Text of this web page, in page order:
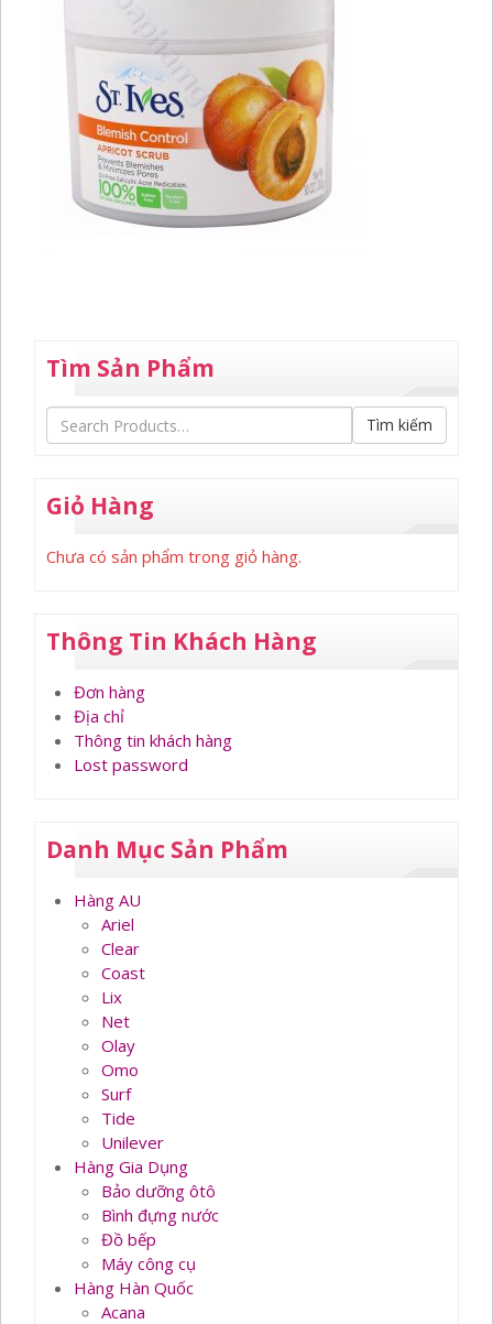
Tìm Sản Phẩm
Tìm kiếm
Giỏ Hàng
Chưa có sản phẩm trong giỏ hàng.
Thông Tin Khách Hàng
Đơn hàng
Địa chỉ
Thông tin khách hàng
Lost password
Danh Mục Sản Phẩm
Hàng AU
Ariel
Clear
Coast
Lix
Net
Olay
Omo
Surf
Tide
Unilever
Hàng Gia Dụng
Bảo dưỡng ôtô
Bình đựng nước
Đồ bếp
Máy công cụ
Hàng Hàn Quốc
Acana